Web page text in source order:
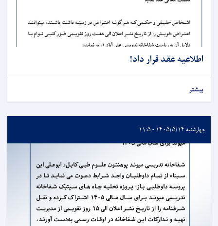
اطلاعیه عقد قرار داد!
بیشتر
چهارشنبه ۱۴۰۵/۵/۱۴ - ۱۱:۵